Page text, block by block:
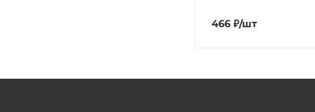
466 ₽/шт